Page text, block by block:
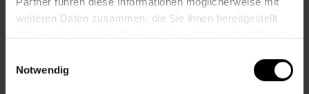
weiteren Daten zusammen, die Sie ihnen bereitgestellt
Notwendig
16., Stöberplatz 2/3
Nachbarschaftszentren